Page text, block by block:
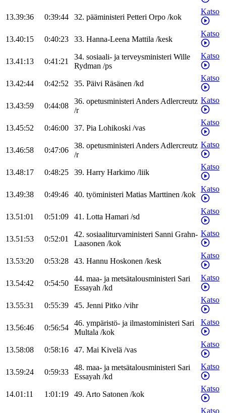
13.39:36 0:39:44 32. pääministeri Petteri Orpo /kok
Katso
13.40:15 0:40:23 33. Hanna-Leena Mattila /kesk
Katso
13.41:13 0:41:21
34. sosiaali- ja terveysministeri Wille
Rydman /ps
Katso
13.42:44 0:42:52 35. Päivi Räsänen /kd
Katso
13.43:59 0:44:08
36. opetusministeriAndersAdlercreutz
/r
Katso
13.45:52 0:46:00 37. Pia Lohikoski /vas
Katso
13.46:58 0:47:06
38. opetusministeriAndersAdlercreutz
/r
Katso
13.48:17 0:48:25 39. Harry Harkimo /liik
Katso
13.49:38 0:49:46 40. työministeri Matias Marttinen /kok
Katso
13.51:01 0:51:09 41. Lotta Hamari /sd
Katso
13.51:53 0:52:01
42. sosiaaliturvaministeri Sanni Grahn-
Laasonen /kok
Katso
13.53:20 0:53:28 43. Hannu Hoskonen /kesk
Katso
13.54:42 0:54:50
44. maa- ja metsätalousministeri Sari
Essayah /kd
Katso
13.55:31 0:55:39 45. Jenni Pitko /vihr
Katso
13.56:46 0:56:54
46. ympäristö- ja ilmastoministeri Sari
Multala /kok
Katso
13.58:08 0:58:16 47. Mai Kivelä /vas
Katso
13.59:24 0:59:33
48. maa- ja metsätalousministeri Sari
Essayah /kd
Katso
14.01:11 1:01:19 49. Arto Satonen /kok
Katso
Katso